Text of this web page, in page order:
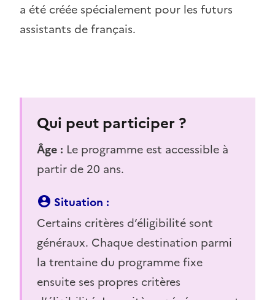
a été créée spécialement pour les futurs
assistants de français.
Qui peut participer ?
Âge : Le programme est accessible à
partir de 20 ans.
Situation :
Certains critères d’éligibilité sont
généraux. Chaque destination parmi
la trentaine du programme fixe
ensuite ses propres critères